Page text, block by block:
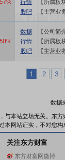
行情
股吧
【主营
数据
行情
股吧
1 2 3
行情
股吧
【主营
数据
行情
股吧
数据
与本站立场无关。东
本网站证实，不对您
关注东方财富
东方财富网微博